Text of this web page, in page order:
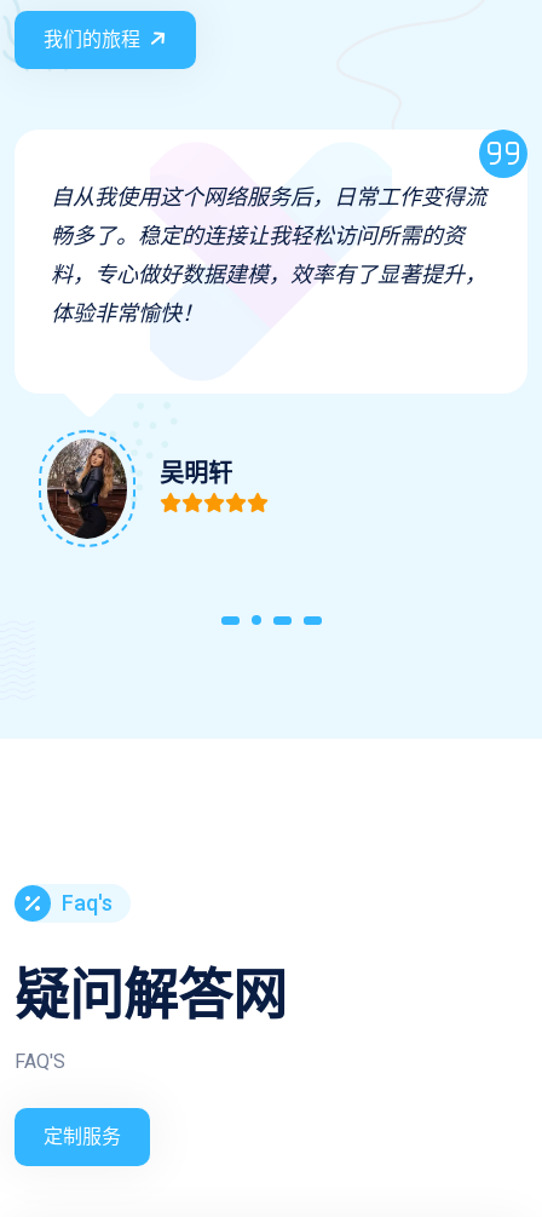
我们的旅程
自从我使用这个网络服务后，日常工作变得流
畅多了。稳定的连接让我轻松访问所需的资
料，专心做好数据建模，效率有了显著提升，
体验非常愉快！
吴明轩
Faq's
疑问解答网
FAQ'S
定制服务